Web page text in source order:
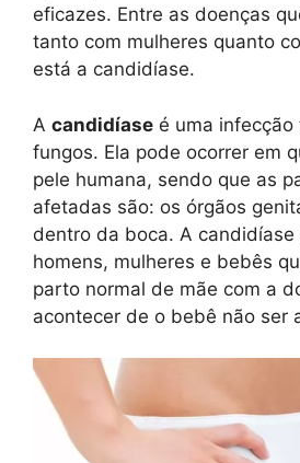
eficazes. Entre as doenças
tanto com mulheres quanto
está a candidíase.
A candidíase é uma
fungos. Ela pode ocorrer em
pele humana, sendo que as
afetadas são: os órgãos
dentro da boca. A
homens, mulheres e bebês
parto normal de mãe com a
acontecer de o bebê não ser